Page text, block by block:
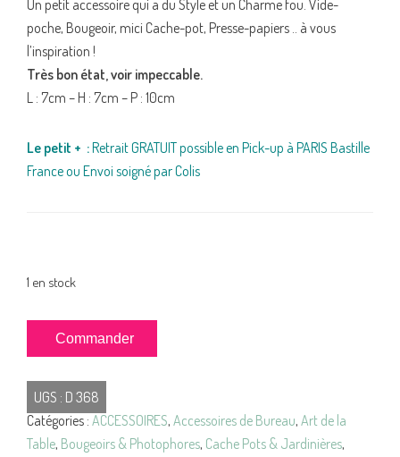
Un petit accessoire qui a du Style et un Charme fou. Vide-
poche, Bougeoir, mici Cache-pot, Presse-papiers .. à vous
l’inspiration !
Très bon état, voir impeccable.
L : 7cm – H : 7cm – P : 10cm
Le petit + :Retrait GRATUIT possible en Pick-up à PARIS Bastille
France ou Envoi soigné par Colis
1 en stock
quantité
de
BOUGEOIR
Ours
Polaire
CRISTAL
Commander
UGS : D 368
Catégories : ACCESSOIRES, Accessoires de Bureau, Art de la
Table, Bougeoirs & Photophores, Cache Pots & Jardinières,